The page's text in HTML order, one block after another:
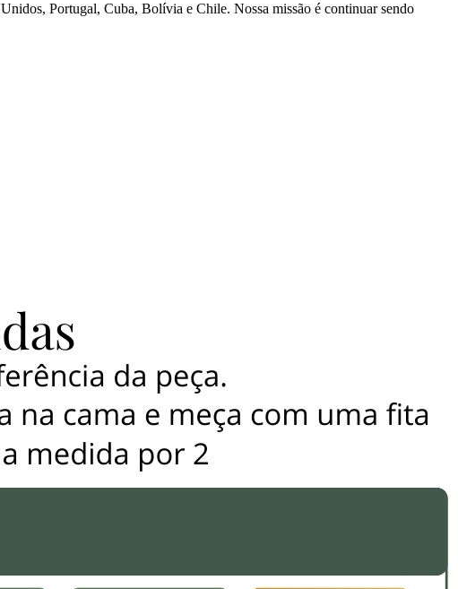
Portugal, Cuba, Bolívia e Chile. Nossa missão é continuar sendo